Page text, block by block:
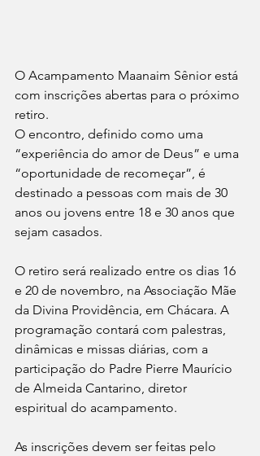
O Acampamento Maanaim Sênior está
com inscrições abertas para o próximo
retiro.
O encontro, definido como uma
“experiência do amor de Deus” e uma
“oportunidade de recomeçar”, é
destinado a pessoas com mais de 30
anos ou jovens entre 18 e 30 anos que
sejam casados.
O retiro será realizado entre os dias 16
e 20 de novembro, na Associação Mãe
da Divina Providência, em Chácara. A
programação contará com palestras,
dinâmicas e missas diárias, com a
participação do Padre Pierre Maurício
de Almeida Cantarino, diretor
espiritual do acampamento.
As inscrições devem ser feitas pelo